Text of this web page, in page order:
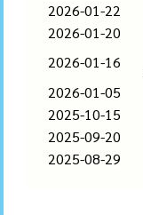
2026-01-22
2026-01-20
2026-01-16
2026-01-05
2025-10-15
2025-09-20
2025-08-29